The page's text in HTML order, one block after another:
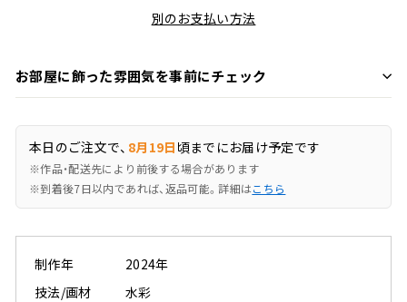
別のお支払い方法
お部屋に飾った雰囲気を事前にチェック
本日のご注文で、 8月19日 頃までにお届け予定です
※作品・配送先により前後する場合があります
※到着後7日以内であれば、返品可能。詳細はこちら
制作年
2024年
技法/画材
水彩